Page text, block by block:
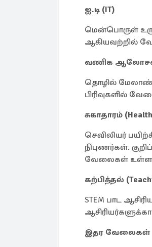
ஐ.டி (IT)
மென்பொருள்
ஆகியவற்றில்
வணிக ஆலோசனை
தொழில்
பிரிவுகளில்
சுகாதாரம்
செவிலியர்
நிபுணர்கள்.
வேலைகள்
கற்பித்தல்
STEM பாட
இதர வேலைகள்